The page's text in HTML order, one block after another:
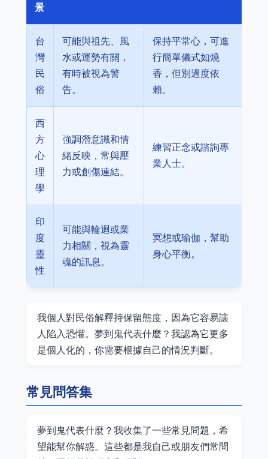
景
台
灣
民
俗
可能與祖先、風
水或運勢有關，
有時被視為警
告。
保持平常心，可進
行簡單儀式如燒
香，但別過度依
賴。
西
方
心
理
學
強調潛意識和情
緒反映，常與壓
力或創傷連結。
練習正念或諮詢專
業人士。
印
度
靈
性
可能與輪迴或業
力相關，視為靈
魂的訊息。
冥想或瑜伽，幫助
身心平衡。
我個人對民俗解釋持保留態度，因為它容易讓
人陷入恐懼。夢到鬼代表什麼？我認為它更多
是個人化的，你需要根據自己的情況判斷。
常見問答集
夢到鬼代表什麼？我收集了一些常見問題，希
望能幫你解惑。這些都是我自己或朋友們常問